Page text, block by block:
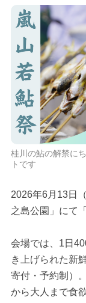
桂川の鮎の解禁に
トです
2026年6月13日
之島公園」にて
会場では、1日
き上げられた新
寄付・予約制）
から大人まで食